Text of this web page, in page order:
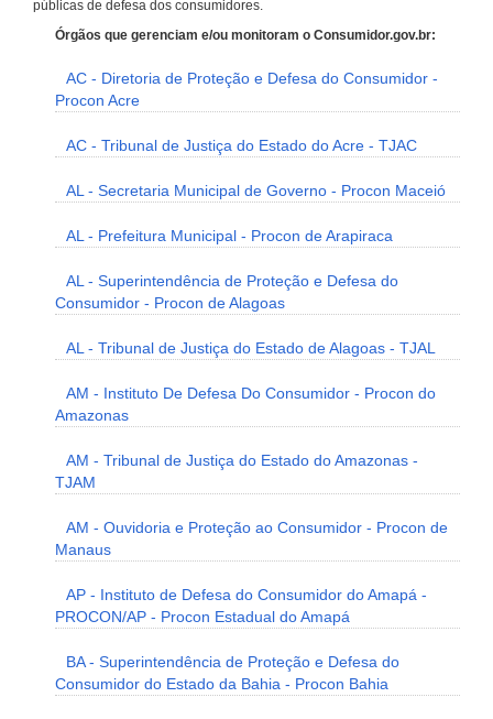
públicas de defesa dos consumidores.
Órgãos que gerenciam e/ou monitoram o Consumidor.gov.br:
AC - Diretoria de Proteção e Defesa do Consumidor -
Procon Acre
AC - Tribunal de Justiça do Estado do Acre - TJAC
AL - Secretaria Municipal de Governo - Procon Maceió
AL - Prefeitura Municipal - Procon de Arapiraca
AL - Superintendência de Proteção e Defesa do
Consumidor - Procon de Alagoas
AL - Tribunal de Justiça do Estado de Alagoas - TJAL
AM - Instituto De Defesa Do Consumidor - Procon do
Amazonas
AM - Tribunal de Justiça do Estado do Amazonas -
TJAM
AM - Ouvidoria e Proteção ao Consumidor - Procon de
Manaus
AP - Instituto de Defesa do Consumidor do Amapá -
PROCON/AP - Procon Estadual do Amapá
BA - Superintendência de Proteção e Defesa do
Consumidor do Estado da Bahia - Procon Bahia